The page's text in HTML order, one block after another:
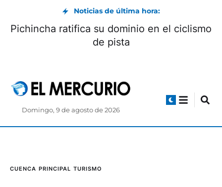
Noticias de última hora:
Concurso a Fiscal avanza con la revisión de
impugnaciones ciudadanas
Domingo, 9 de agosto de 2026
CUENCA PRINCIPAL TURISMO